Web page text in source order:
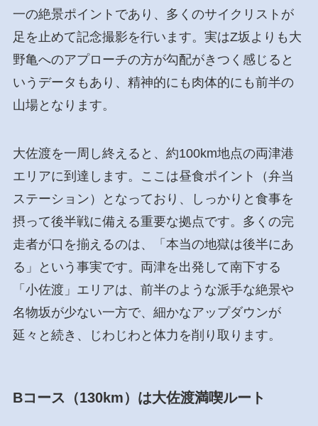
一の絶景ポイントであり、多くのサイクリストが
足を止めて記念撮影を行います。実はZ坂よりも大
野亀へのアプローチの方が勾配がきつく感じると
いうデータもあり、精神的にも肉体的にも前半の
山場となります。
大佐渡を一周し終えると、約100km地点の両津港
エリアに到達します。ここは昼食ポイント（弁当
ステーション）となっており、しっかりと食事を
摂って後半戦に備える重要な拠点です。多くの完
走者が口を揃えるのは、「本当の地獄は後半にあ
る」という事実です。両津を出発して南下する
「小佐渡」エリアは、前半のような派手な絶景や
名物坂が少ない一方で、細かなアップダウンが
延々と続き、じわじわと体力を削り取ります。
Bコース（130km）は大佐渡満喫ルート